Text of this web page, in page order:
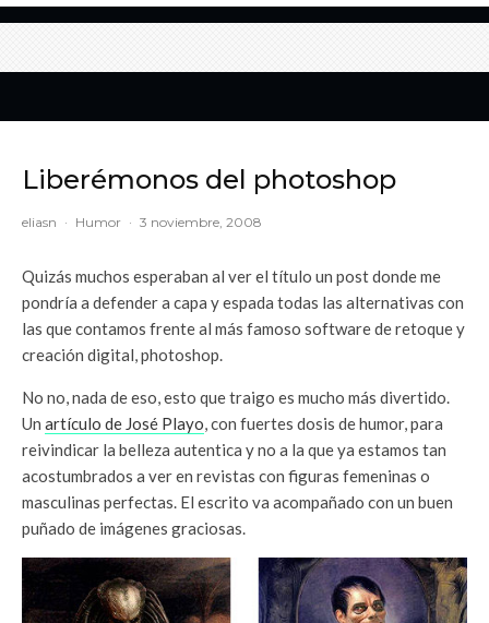
Liberémonos del photoshop
eliasn · Humor · 3 noviembre, 2008
Quizás muchos esperaban al ver el título un post donde me
pondría a defender a capa y espada todas las alternativas con
las que contamos frente al más famoso software de retoque y
creación digital, photoshop.
No no, nada de eso, esto que traigo es mucho más divertido.
Un artículo de José Playo, con fuertes dosis de humor, para
reivindicar la belleza autentica y no a la que ya estamos tan
acostumbrados a ver en revistas con figuras femeninas o
masculinas perfectas. El escrito va acompañado con un buen
puñado de imágenes graciosas.